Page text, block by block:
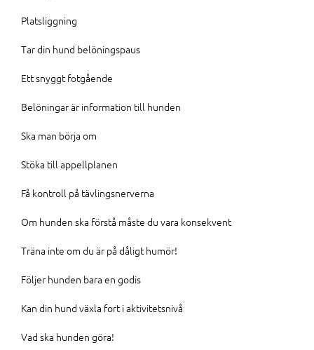
Platsliggning
Tar din hund belöningspaus
Ett snyggt fotgående
Belöningar är information till hunden
Ska man börja om
Stöka till appellplanen
Få kontroll på tävlingsnerverna
Om hunden ska förstå måste du vara konsekvent
Träna inte om du är på dåligt humör!
Följer hunden bara en godis
Kan din hund växla fort i aktivitetsnivå
Vad ska hunden göra!